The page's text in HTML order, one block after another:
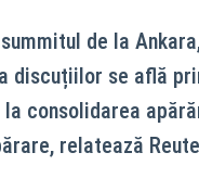
de la
discuțiilor se află
consolidarea
relatează